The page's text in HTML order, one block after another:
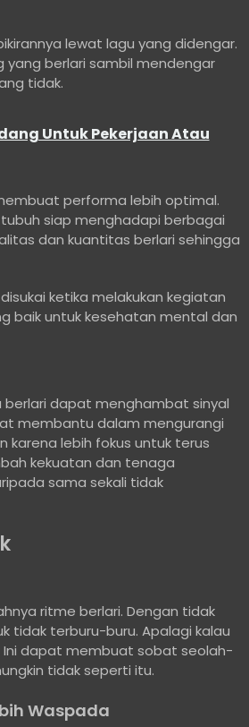
lewat lagu yang didengar.
yang berlari sambil mendengar
tidak.
Untuk Pekerjaan Atau
performa lebih optimal.
siap menghadapi berbagai
dan kuantitas berlari sehingga
ketika melakukan kegiatan
baik untuk kesehatan mental dan
berlari dapat menghambat sinyal
membantu dalam mengurangi
karena lebih fokus untuk terus
kekuatan dan tenaga
sama sekali tidak
ritme berlari. Dengan tidak
tidak terburu-buru. Apalagi kalau
dapat membuat sobat seolah-
tidak seperti itu.
Waspada